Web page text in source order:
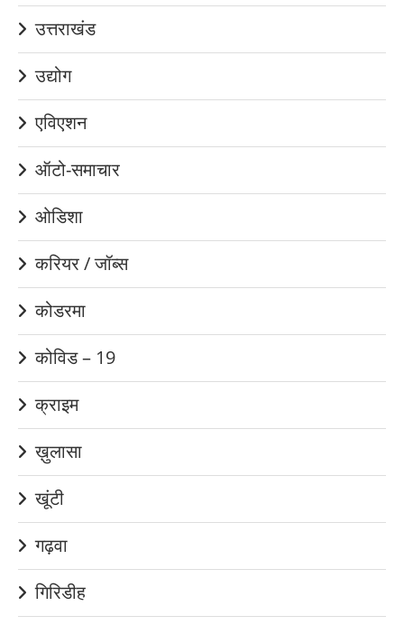
उत्तराखंड
उद्योग
एविएशन
ऑटो-समाचार
ओडिशा
करियर / जॉब्स
कोडरमा
कोविड – 19
क्राइम
ख़ुलासा
खूंटी
गढ़वा
गिरिडीह